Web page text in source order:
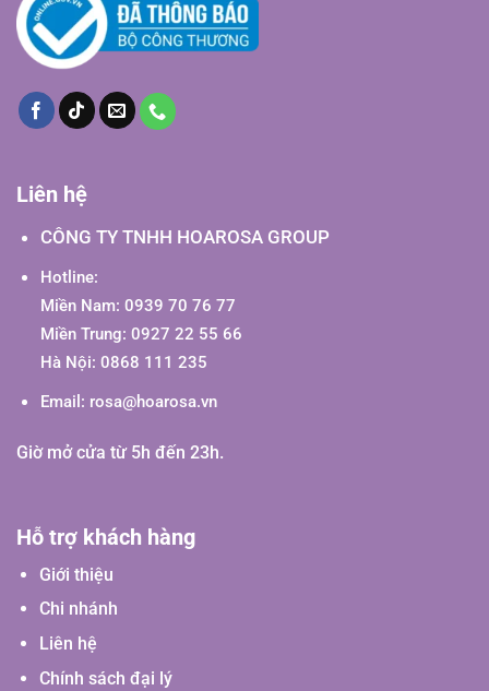
Liên hệ
CÔNG TY TNHH HOAROSA GROUP
Hotline:
Miền Nam: 0939 70 76 77
Miền Trung: 0927 22 55 66
Hà Nội: 0868 111 235
Email: rosa@hoarosa.vn
Giờ mở cửa từ 5h đến 23h.
Hỗ trợ khách hàng
Giới thiệu
Chi nhánh
Liên hệ
Chính sách đại lý